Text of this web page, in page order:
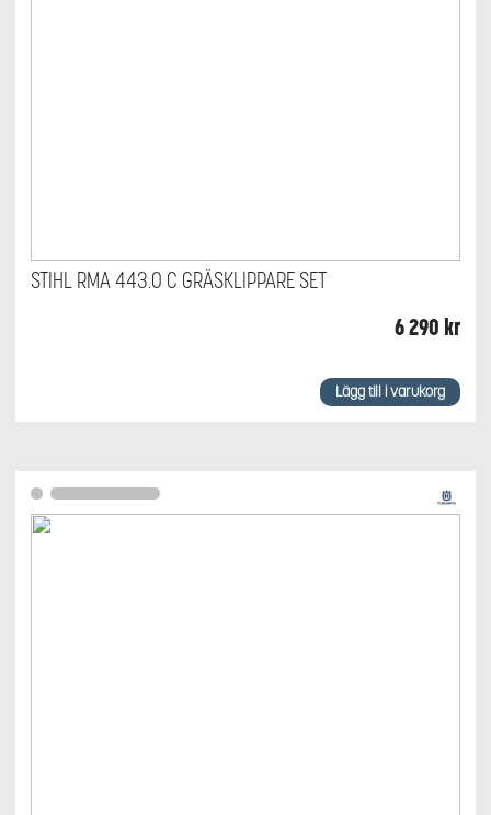
STIHL RMA 443.0 C GRÄSKLIPPARE SET
6 290 kr
Lägg till i varukorg